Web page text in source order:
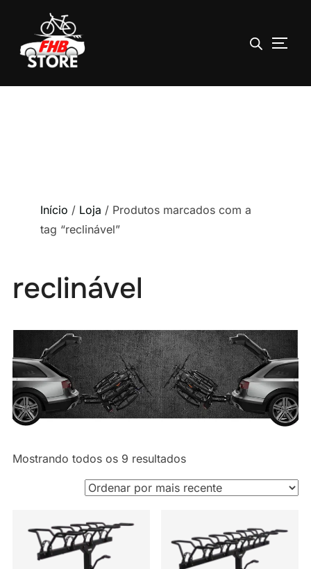
Início / Loja / Produtos marcados com a
tag “reclinável”
reclinável
Mostrando todos os 9 resultadosClassificado
por
mais